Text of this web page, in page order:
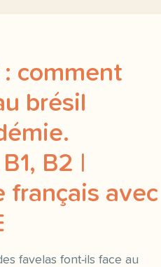
comment
brésil
B2 |
français avec
favelas font-ils face au